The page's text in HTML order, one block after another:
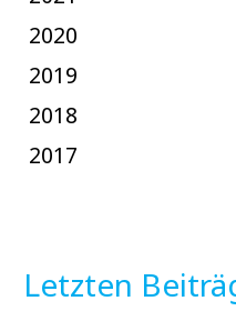
2020
2019
2018
2017
Letzten